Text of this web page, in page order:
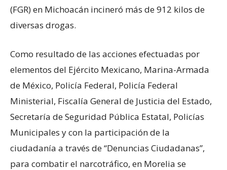
(FGR) en Michoacán incineró más de 912 kilos de
diversas drogas.
Como resultado de las acciones efectuadas por
elementos del Ejército Mexicano, Marina-Armada
de México, Policía Federal, Policía Federal
Ministerial, Fiscalía General de Justicia del Estado,
Secretaría de Seguridad Pública Estatal, Policías
Municipales y con la participación de la
ciudadanía a través de “Denuncias Ciudadanas”,
para combatir el narcotráfico, en Morelia se